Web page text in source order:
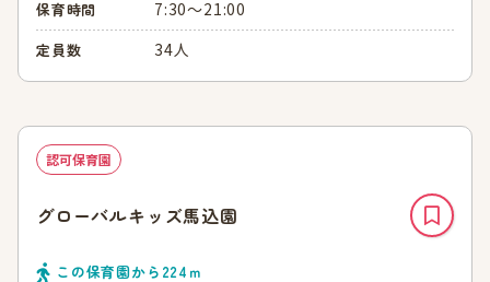
保育時間 7:30～21:00
定員数 34人
認可保育園
グローバルキッズ馬込園
この保育園から 224 ｍ